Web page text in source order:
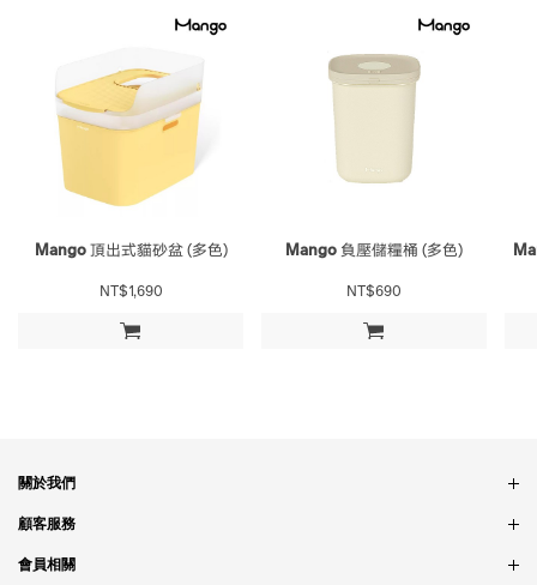
加入購物車
Mango 頂出式貓砂盆 (多色)
NT$1,690
加入購物車
Mango 負壓儲糧桶 (多色)
NT$690
關於我們
品牌故事
銷售據點
顧客服務
訂單問題
會員相關